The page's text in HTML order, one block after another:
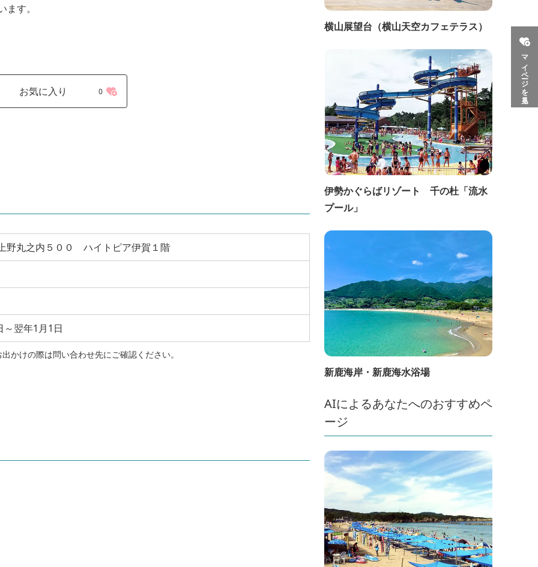
マイページを見る
す。
お気に入り 0
野丸之内５００ ハイトピア伊賀１階
翌年1月1日
かけの際は問い合わせ先にご確認ください。
横山展望台（横山天空カフェテラス）
伊勢かぐらばリゾート 千の杜「流水
プール」
新鹿海岸・新鹿海水浴場
AIによるあなたへのおすすめペ
ージ